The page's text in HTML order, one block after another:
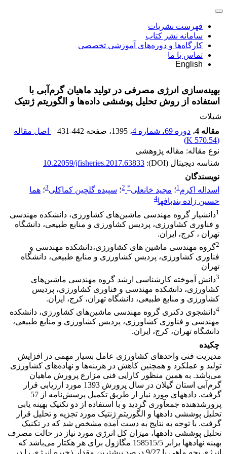
فهرست نشریات
سامانه نشر کتاب
کارگاه‌ها و دوره‌های آموزشی تخصصی
تماس با ما
English
بهینه‌سازی انرژی مصرفی در تولید ماهیان گرم‌آبی با
استفاده از روش تحلیل پوششی داده‌ها و الگوریتم ژنتیک
شیلات
مقاله 4
، دوره 69، شماره 4 ، 1395 ، صفحه 431-442
اصل مقاله
(
570.54 K
)
نوع مقاله: مقاله پژوهشی
شناسه دیجیتال (DOI):
10.22059/jfisheries.2017.63833
نویسندگان
اسداله اکرم1؛ مجید خانعلی*
2؛ سپیده گلچین کماکلی3؛ هما
حسین زاده بندبافها4
1دانشیار گروه مهندسی ماشین‌های کشاورزی، دانشکده مهندسی
و فناوری کشاورزی، پردیس کشاورزی و منابع طبیعی، دانشگاه
تهران ، کرج، ایران.
2گروه مهندسی ماشین های کشاورزی،دانشکده مهندسی و
فناوری کشاورزی، پردیس کشاورزی و منابع طبیعی، دانشگاه
تهران
3دانش آموخته کارشناسی ارشد گروه مهندسی ماشین‌های
کشاورزی، دانشکده مهندسی و فناوری کشاورزی، پردیس
کشاورزی و منابع طبیعی، دانشگاه تهران، کرج، ایران.
4دانشجوی دکتری گروه مهندسی ماشین‌های کشاورزی، دانشکده
مهندسی و فناوری کشاورزی، پردیس کشاورزی و منابع طبیعی،
دانشگاه تهران، کرج، ایران.
چکیده
مدیریت فنی واحدهای کشاورزی عامل بسیار مهمی در افزایش
تولید و عملکرد و همچنین کاهش در هزینه‌ها و نهاده‌های کشاورزی
می‌باشد. به همین منظور کارایی فنی مزارع پرورش ماهیان
گرم‌آبی استان گیلان در سال پرورش 1393 مورد ارزیابی قرار
گرفت. داده­های مورد نیاز از طریق تکمیل پرسش‌نامه از 57
پرورش­دهنده جمع­آوری گردید و با استفاده از دو تکنیک بهینه ­یابی
تحلیل پوششی داده­ها و الگوریتم ژنتیک مورد تجزیه و تحلیل قرار
گرفت. با توجه به ­نتایج به ­دست آمده مشخص شد که در تکنیک
تحلیل پوششی داده­ها، میزان کل انرژی مورد نیاز در حالت مصرف
بهینه نهاده­ها برابر 158515/5 مگاژول برای هر هکتار می‌باشد که
انرژی بچه ماهی با 9/27 درصد بیشترین مقدار ذخیره انرژی را در